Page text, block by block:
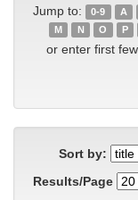
Jump to: 0-9 A
M
N O P
or enter first
Sort by:
Results/Page